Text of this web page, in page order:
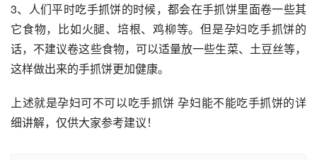
3、人们平时吃手抓饼的时候，都会在手抓饼里面卷一些其
它食物，比如火腿、培根、鸡柳等。但是孕妇吃手抓饼的
话，不建议卷这些食物，可以适量放一些生菜、土豆丝等，
这样做出来的手抓饼更加健康。
上述就是孕妇可不可以吃手抓饼 孕妇能不能吃手抓饼的详
细讲解，仅供大家参考建议！